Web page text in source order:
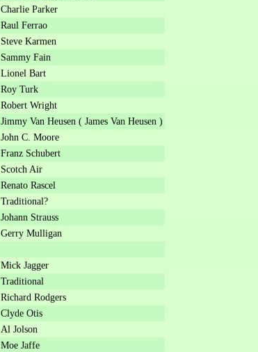
Charlie Parker
Raul Ferrao
Steve Karmen
Sammy Fain
Lionel Bart
Roy Turk
Robert Wright
Jimmy Van Heusen ( James Van Heusen )
John C. Moore
Franz Schubert
Scotch Air
Renato Rascel
Traditional?
Johann Strauss
Gerry Mulligan
Mick Jagger
Traditional
Richard Rodgers
Clyde Otis
Al Jolson
Moe Jaffe